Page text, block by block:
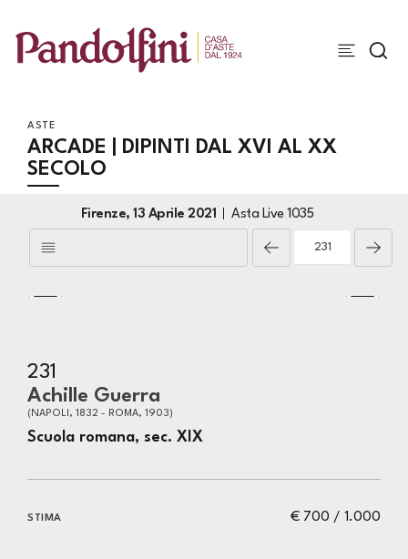
ASTE
ARCADE | DIPINTI DAL XVI AL XX
SECOLO
Firenze,13 Aprile 2021 Asta Live1035
231
Achille Guerra
(NAPOLI, 1832 - ROMA, 1903)
Scuola romana, sec. XIX
€ 700 / 1.000
STIMA